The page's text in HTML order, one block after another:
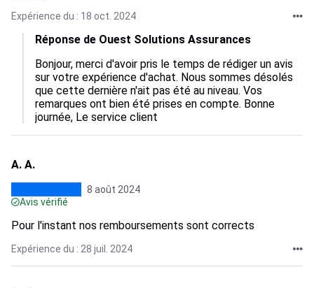
Expérience du : 18 oct. 2024
Réponse de Ouest Solutions Assurances
Bonjour, merci d'avoir pris le temps de rédiger un avis
sur votre expérience d'achat. Nous sommes désolés
que cette dernière n'ait pas été au niveau. Vos
remarques ont bien été prises en compte. Bonne
journée, Le service client
A. A.
8 août 2024
Avis vérifié
Pour l'instant nos remboursements sont corrects
Expérience du : 28 juil. 2024